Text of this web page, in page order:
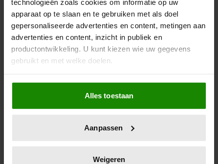
technologieën zoals cookies om informatie op uw
apparaat op te slaan en te gebruiken met als doel
gepersonaliseerde advertenties en content, metingen aan
advertenties en content, inzicht in publiek en
productontwikkeling. U kunt kiezen wie uw gegevens
gebruikt en met welke doelen.
Als u het toestaat, willen we ook graag:
Informatie verzamelen over uw geografische
locatie, die tot een paar meter nauwkeurig kan zijn
scannen op specifieke eigenschappen (fingerprinting)
verwerkt en stel uw voorkeuren in het
Alles toestaan
Aanpassen
Weigeren